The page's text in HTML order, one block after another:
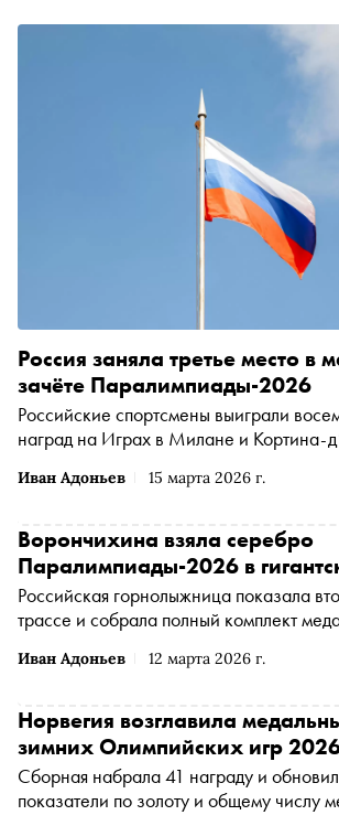
Иван Адоньев 15 марта 2026 г.
Россия заняла третье место в
зачёте Паралимпиады-2026
Российские спортсмены выиграли
наград на Играх в Милане и Кортина-
Иван Адоньев 12 марта 2026 г.
Ворончихина взяла серебро
Паралимпиады-2026 в
Российская горнолыжница показала
трассе и собрала полный комплект
Норвегия возглавила
зимних Олимпийских игр
Сборная набрала 41 награду и
показатели по золоту и общему числу